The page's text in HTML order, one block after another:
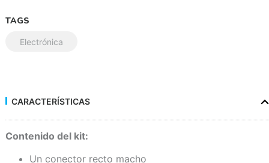
TAGS
Electrónica
CARACTERÍSTICAS
Contenido del kit:
Un conector recto macho